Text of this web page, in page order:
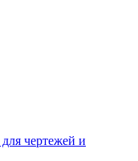
чертежей и